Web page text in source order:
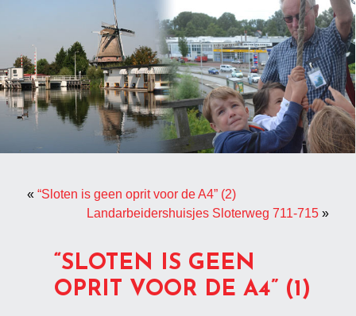
«“Sloten is geen oprit voor de A4” (2)
Landarbeidershuisjes Sloterweg 711-715»
“SLOTEN IS GEEN
OPRIT VOOR DE A4” (1)